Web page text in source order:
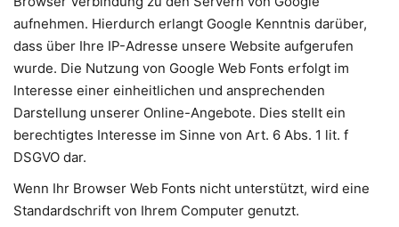
aufnehmen. Hierdurch erlangt Google Kenntnis darüber,
dass über Ihre IP-Adresse unsere Website aufgerufen
wurde. Die Nutzung von Google Web Fonts erfolgt im
Interesse einer einheitlichen und ansprechenden
Darstellung unserer Online-Angebote. Dies stellt ein
berechtigtes Interesse im Sinne von Art. 6 Abs. 1 lit. f
DSGVO dar.
Wenn Ihr Browser Web Fonts nicht unterstützt, wird eine
Standardschrift von Ihrem Computer genutzt.